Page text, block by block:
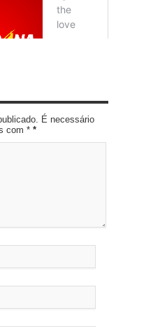
É necessário
com * *